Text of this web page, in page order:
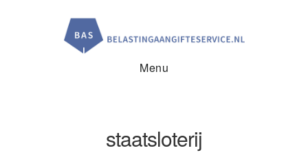
Menu
staatsloterij